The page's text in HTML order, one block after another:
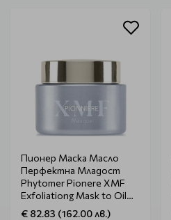
Пионер Маска Масло
Перфектна Младост
Phytomer Pionere XMF
Exfoliationg Mask to Oil
50ml
€ 82.83 (162.00 лв.)